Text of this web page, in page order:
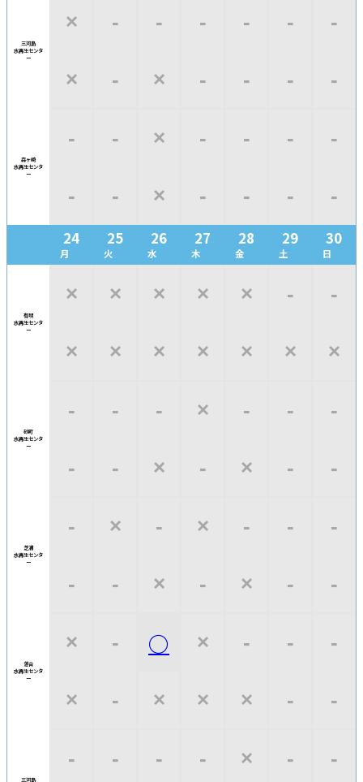
三河島
水再生センタ
ー
×
×
‐
‐
‐
×
‐
‐
‐
‐
‐
‐
‐
‐
森ヶ崎
水再生センタ
ー
‐
‐
‐
‐
×
×
‐
‐
‐
‐
‐
‐
‐
‐
24
月
25
火
26
水
27
木
28
金
29
土
30
日
有明
水再生センタ
ー
×
×
×
×
×
×
×
×
×
×
‐
×
‐
×
砂町
水再生センタ
ー
‐
‐
‐
‐
‐
×
×
‐
‐
×
‐
‐
‐
‐
芝浦
水再生センタ
ー
‐
‐
×
‐
‐
×
×
‐
‐
×
‐
‐
‐
‐
落合
水再生センタ
ー
×
×
‐
‐
○
×
×
×
‐
×
‐
‐
‐
‐
三河島
‐ ‐ ‐ ‐ × ‐ ‐